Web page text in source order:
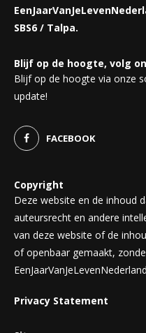
SBS6 / Talpa.
Blijf op de hoogte, volg
Blijf op de hoogte via onze
update!
FACEBOOK
Copyright
Deze website en de inhoud
auteursrecht en andere
van deze website of de
of openbaar gemaakt,
Privacy Statement